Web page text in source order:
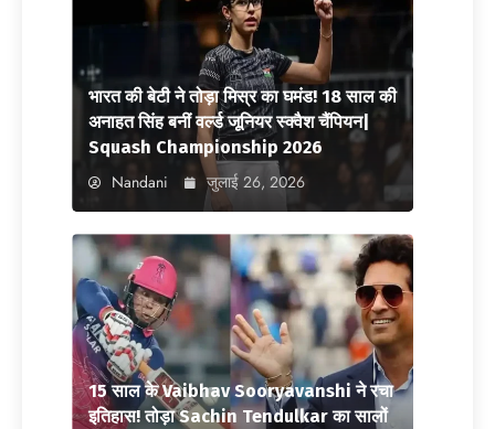
भारत की बेटी ने तोड़ा मिस्र का घमंड! 18 साल की
अनाहत सिंह बनीं वर्ल्ड जूनियर स्क्वैश चैंपियन|
Squash Championship 2026
Nandani जुलाई 26, 2026
15 साल के Vaibhav Sooryavanshi ने रचा
इतिहास! तोड़ा Sachin Tendulkar का सालों